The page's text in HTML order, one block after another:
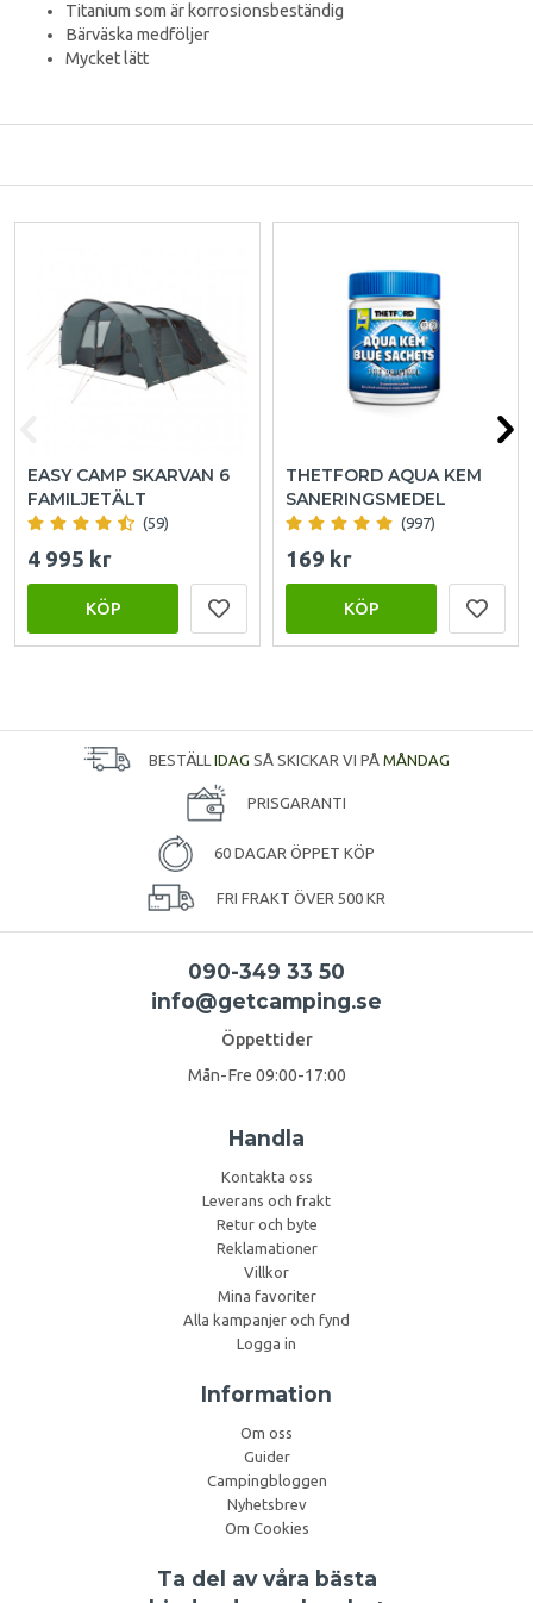
Titanium som är korrosionsbeständig
Bärväska medföljer
Mycket lätt
EASY CAMP SKARVAN 6
FAMILJETÄLT
(59)
4 995 kr
KÖP
THETFORD AQUA KEM
SANERINGSMEDEL
(997)
169 kr
KÖP
BESTÄLL IDAG SÅ SKICKAR VI PÅ MÅNDAG
PRISGARANTI
60 DAGAR ÖPPET KÖP
FRI FRAKT ÖVER 500 KR
090-349 33 50
info@getcamping.se
Öppettider
Mån-Fre 09:00-17:00
Handla
Kontakta oss
Leverans och frakt
Retur och byte
Reklamationer
Villkor
Mina favoriter
Alla kampanjer och fynd
Logga in
Information
Om oss
Guider
Campingbloggen
Nyhetsbrev
Om Cookies
Ta del av våra bästa